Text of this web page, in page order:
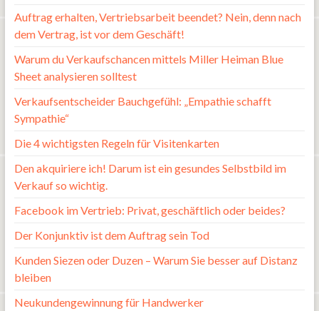
Auftrag erhalten, Vertriebsarbeit beendet? Nein, denn nach
dem Vertrag, ist vor dem Geschäft!
Warum du Verkaufschancen mittels Miller Heiman Blue
Sheet analysieren solltest
Verkaufsentscheider Bauchgefühl: „Empathie schafft
Sympathie“
Die 4 wichtigsten Regeln für Visitenkarten
Den akquiriere ich! Darum ist ein gesundes Selbstbild im
Verkauf so wichtig.
Facebook im Vertrieb: Privat, geschäftlich oder beides?
Der Konjunktiv ist dem Auftrag sein Tod
Kunden Siezen oder Duzen – Warum Sie besser auf Distanz
bleiben
Neukundengewinnung für Handwerker